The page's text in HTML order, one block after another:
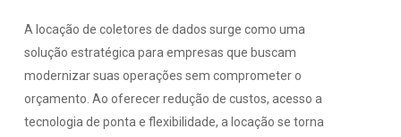
A locação de coletores de dados surge como uma
solução estratégica para empresas que buscam
modernizar suas operações sem comprometer o
orçamento. Ao oferecer redução de custos, acesso a
tecnologia de ponta e flexibilidade, a locação se torna